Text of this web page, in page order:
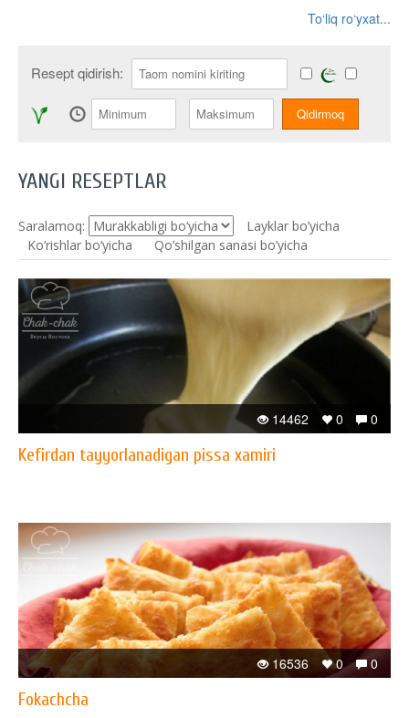
To‘liq ro‘yxat...
Resept qidirish:
YANGI RESEPTLAR
Saralamoq:
Layklar bo’yicha
Ko‘rishlar bo‘yicha
Qo’shilgan sanasi bo’yicha
0
0
14462
Kefirdan tayyorlanadigan pissa xamiri
0
0
16536
Fokachcha